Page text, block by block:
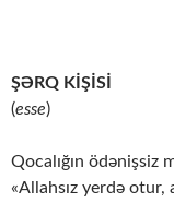
ŞƏRQ KİŞİSİ
(esse)
Qocalığın ödənişsiz
«Allahsız yerdə otur,